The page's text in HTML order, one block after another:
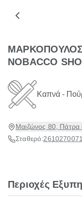
NOBACCO
Καπνά -
Μαιζώνος 80, Πάτρα
Σταθερό:2610270071
Περιοχές